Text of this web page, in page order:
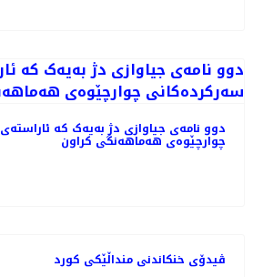
دوو نامەی جیاوازی دژ بەیەک کە
چوارچێوەی هەماهەنگی کراون
ڤیدۆی خنکاندنی منداڵێکی کورد